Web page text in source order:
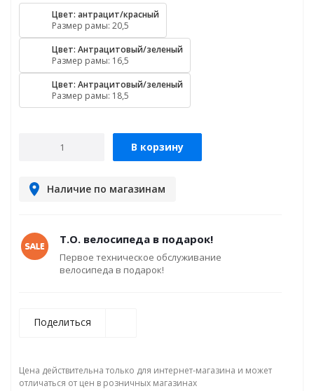
Цвет: антрацит/красный
Размер рамы: 20,5
Цвет: Антрацитовый/зеленый
Размер рамы: 16,5
Цвет: Антрацитовый/зеленый
Размер рамы: 18,5
В корзину
Наличие по магазинам
Т.О. велосипеда в подарок!
Первое техническое обслуживание
велосипеда в подарок!
Поделиться
Цена действительна только для интернет-магазина и может
отличаться от цен в розничных магазинах